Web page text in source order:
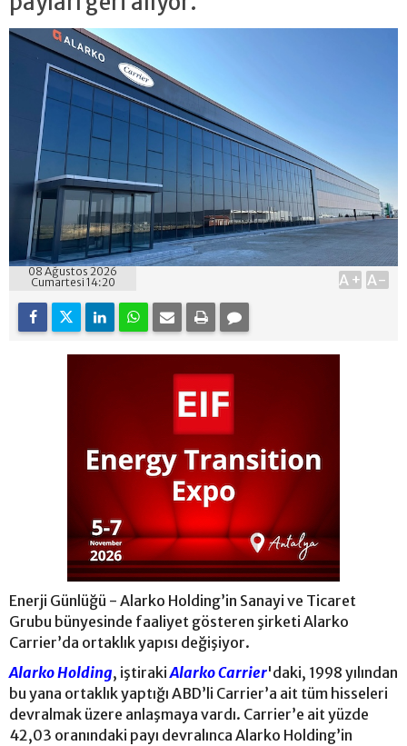
08 Ağustos 2026
Cumartesi 14:20
A+ A-
Enerji Günlüğü - Alarko Holding’in Sanayi ve Ticaret
Grubu bünyesinde faaliyet gösteren şirketi Alarko
Carrier’da ortaklık yapısı değişiyor.
Alarko Holding, iştirakiAlarko Carrier'daki, 1998 yılından
bu yana ortaklık yaptığı ABD’li Carrier’a ait tüm hisseleri
devralmak üzere anlaşmaya vardı. Carrier’e ait yüzde
42,03 oranındaki payı devralınca Alarko Holding’in